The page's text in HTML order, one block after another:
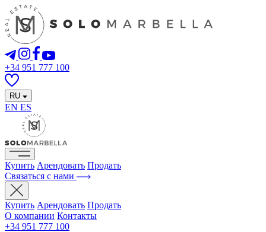
+34 951 777 100
RU
EN ES
Купить Арендовать Продать
Связаться с нами
Купить Арендовать Продать
О компании Контакты
+34 951 777 100